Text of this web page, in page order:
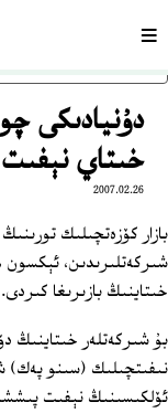
ئاساسلىق مەزمۇنغاسەھىپە
دۇنيادىكى
خىتاي نېفىت
2007.02.26
بازار كۆزەتچىلىك
شىركەتلىرىدىن،
خىتاينىڭ بازىرىغا كىردى.
بۇ شىركەتلەر خىتاينىڭ
نىفىتچىلىك (سىنو پەك)
ئۆلكىسىنىڭ نېفىت